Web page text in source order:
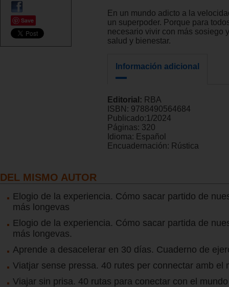
Save
En un mundo adicto a la
un superpoder. Porque para
necesario vivir con más sosiego
salud y bienestar.
Información adicional
Editorial: RBA
ISBN: 9788490564684
Publicado:1/2024
Páginas: 320
Idioma: Español
Encuadernación: Rústica
DEL MISMO AUTOR
Elogio de la experiencia. Cómo sacar partido de
más longevas
Elogio de la experiencia. Cómo sacar partida de
más longevas.
Aprende a desacelerar en 30 días. Cuaderno de
Viatjar sense pressa. 40 rutes per connectar amb el
Viajar sin prisa. 40 rutas para conectar con el mundo